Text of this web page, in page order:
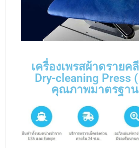
เครื่องเพรสผ้าดรายค
Dry-cleaning Press
คุณภาพมาตรฐา